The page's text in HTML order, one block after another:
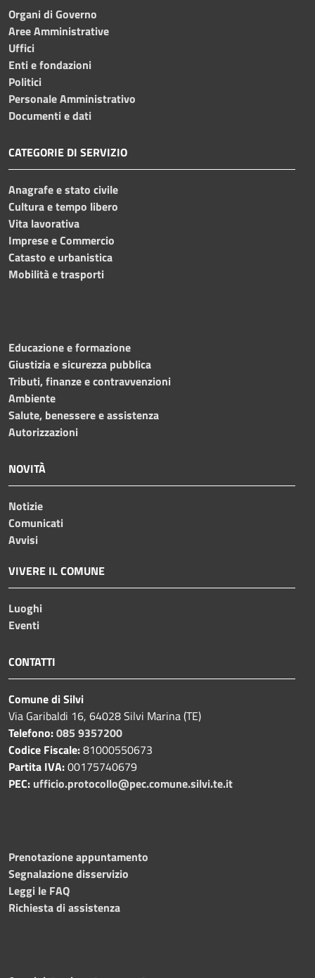
Organi di Governo
Aree Amministrative
Uffici
Enti e fondazioni
Politici
Personale Amministrativo
Documenti e dati
CATEGORIE DI SERVIZIO
Anagrafe e stato civile
Cultura e tempo libero
Vita lavorativa
Imprese e Commercio
Catasto e urbanistica
Mobilità e trasporti
Educazione e formazione
Giustizia e sicurezza pubblica
Tributi, finanze e contravvenzioni
Ambiente
Salute, benessere e assistenza
Autorizzazioni
NOVITÀ
Notizie
Comunicati
Avvisi
VIVERE IL COMUNE
Luoghi
Eventi
CONTATTI
Comune di Silvi
Via Garibaldi 16, 64028 Silvi Marina (TE)
Telefono:085 9357200
Codice Fiscale:81000550673
Partita IVA:00175740679
PEC: ufficio.protocollo@pec.comune.silvi.te.it
Prenotazione appuntamento
Segnalazione disservizio
Leggi le FAQ
Richiesta di assistenza